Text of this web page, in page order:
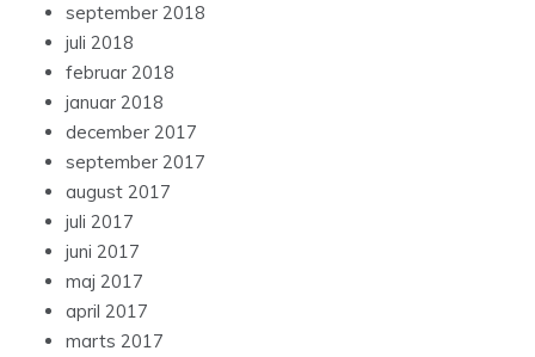
september 2018
juli 2018
februar 2018
januar 2018
december 2017
september 2017
august 2017
juli 2017
juni 2017
maj 2017
april 2017
marts 2017